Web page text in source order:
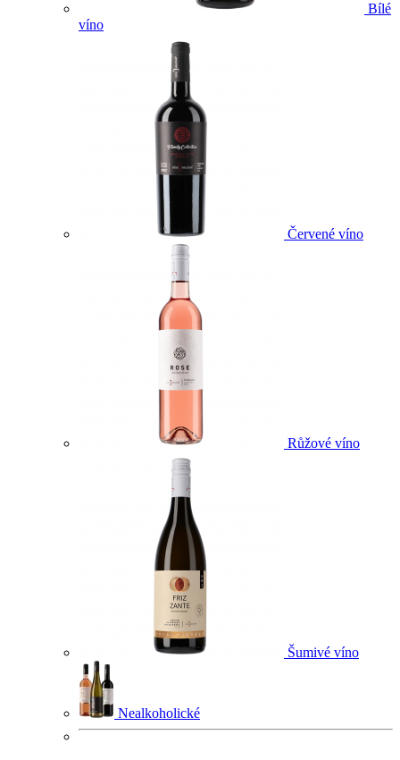
Bílé
víno
Červené víno
Růžové víno
Šumivé víno
Nealkoholické